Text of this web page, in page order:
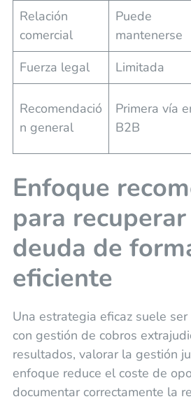
Relación
comercial
Puede
mantenerse
Fuerza legal
Limitada
Recomendació
n general
Primera vía
B2B
Enfoque
para
deuda de
eficiente
Una estrategia eficaz suele
con gestión de cobros
resultados, valorar la gestión
enfoque reduce el coste de
documentar correctamente la